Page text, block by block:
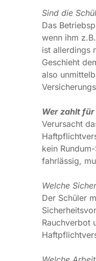
des täglichen
Wer zahlt für
Verursacht
auf, die die
der Schüler
entstandenen
Welche
Der Schüler
Rauchverbot
zahlt dann
Welche
Es gilt das
Woche 40
So dürfen